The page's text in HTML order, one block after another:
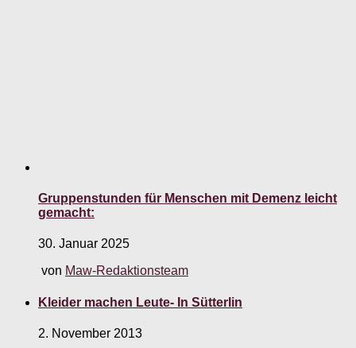
Gruppenstunden für Menschen mit Demenz leicht
gemacht:
30. Januar 2025
von Maw-Redaktionsteam
Kleider machen Leute- In Sütterlin
2. November 2013